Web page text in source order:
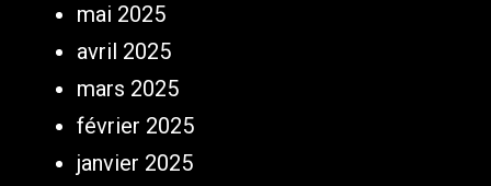
mai 2025
avril 2025
mars 2025
février 2025
janvier 2025